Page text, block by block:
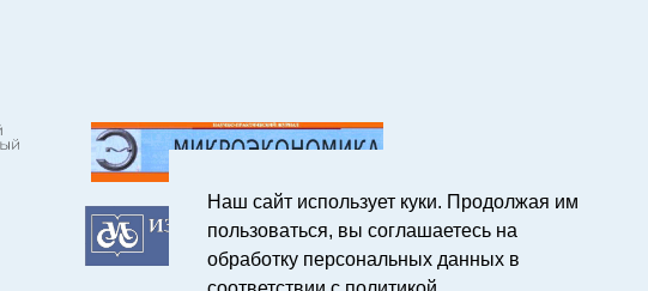
Наш сайт использует куки. Продолжая им
пользоваться, вы соглашаетесь на
обработку персональных данных в